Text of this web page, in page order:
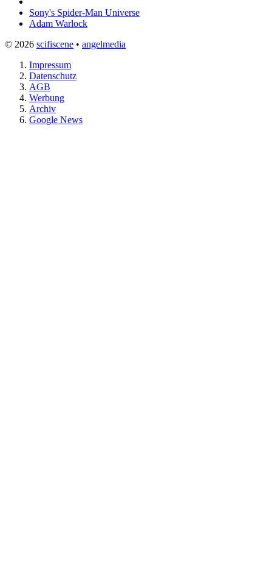
Sony's Spider-Man Universe
Adam Warlock
© 2026 scifiscene • angelmedia
Impressum
Datenschutz
AGB
Werbung
Archiv
Google News